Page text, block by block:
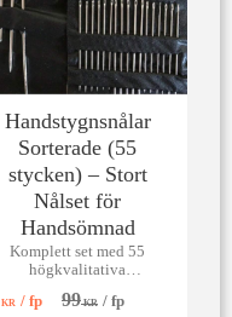
Handstygnsnålar
Sorterade (55
stycken) – Stort
Nålset för
Handsömnad
Komplett set med 55
högkvalitativa
broderi och hantverk.
KR / fp 99KR / fp